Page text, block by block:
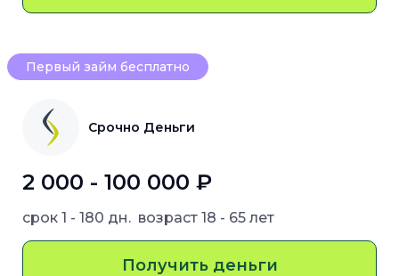
Первый займ бесплатно
Срочно Деньги
2 000 - 100 000 ₽
срок 1 - 180 дн. возраст 18 - 65 лет
Получить деньги